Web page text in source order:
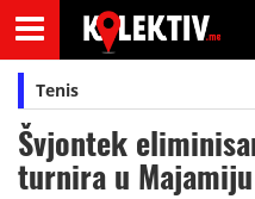
Tenis
Švjontek
turnira u Majamiju